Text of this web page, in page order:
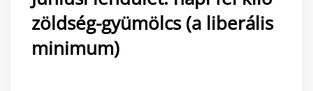
zöldség-gyümölcs (a liberális
minimum)